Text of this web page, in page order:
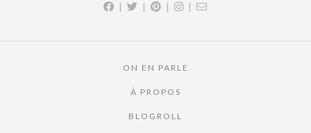
| | | |
ON EN PARLE
À PROPOS
BLOGROLL